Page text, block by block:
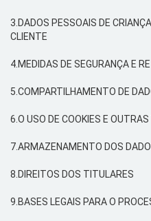
3. DADOS PESSOAIS DE
CLIENTE
4.MEDIDAS DE SEGURANÇA E
5. COMPARTILHAMENTO DE
6.O USO DE COOKIES E
7.ARMAZENAMENTO DOS
8.DIREITOS DOS TITULARES
9. BASES LEGAIS PARA O